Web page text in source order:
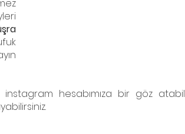
hesabımıza bir göz